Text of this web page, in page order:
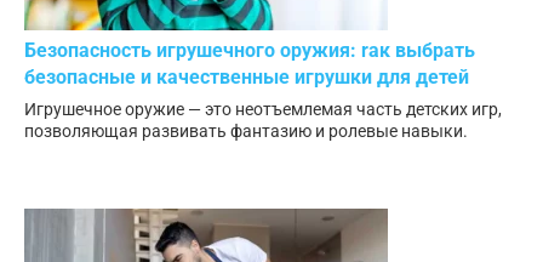
Безопасность игрушечного оружия: rак выбрать
безопасные и качественные игрушки для детей
Игрушечное оружие — это неотъемлемая часть детских игр,
позволяющая развивать фантазию и ролевые навыки.